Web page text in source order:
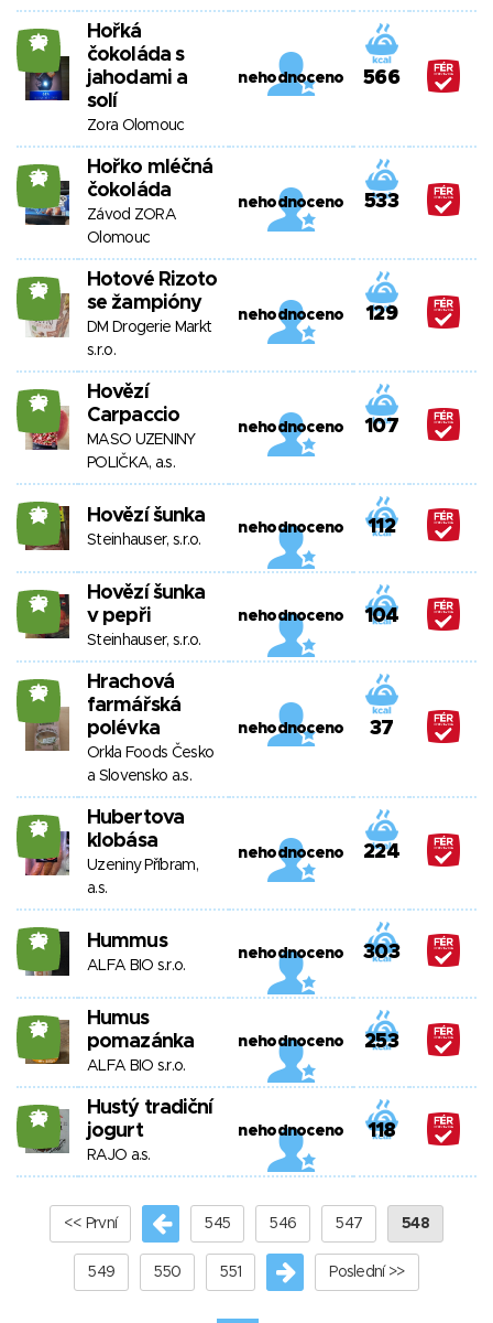
23
Hořká
čokoláda s
jahodami a
solí
Zora Olomouc
nehodnoceno 566
23
Hořko mléčná
čokoláda
Závod ZORA
Olomouc
nehodnoceno 533
23
Hotové Rizoto
se žampióny
DM Drogerie Markt
s.r.o.
nehodnoceno 129
23
Hovězí
Carpaccio
MASO UZENINY
POLIČKA, a.s.
nehodnoceno 107
23 Hovězí šunka
Steinhauser, s.r.o.
nehodnoceno 112
23
Hovězí šunka
v pepři
Steinhauser, s.r.o.
nehodnoceno 104
23
Hrachová
farmářská
polévka
Orkla Foods Česko
a Slovensko a.s.
nehodnoceno 37
23
Hubertova
klobása
Uzeniny Příbram,
a.s.
nehodnoceno 224
23 Hummus
ALFA BIO s.r.o.
nehodnoceno 303
23
Humus
pomazánka
ALFA BIO s.r.o.
nehodnoceno 253
23
Hustý tradiční
jogurt
RAJO a.s.
nehodnoceno 118
<< První 545 546 547 548
549 550 551 Poslední >>